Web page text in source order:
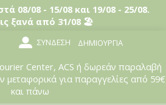
08/08 - 15/08 και 19/08 - 25/08.
ξανά από 31/08 🏖️
ΣΎΝΔΕΣΗ ΔΗΜΙΟΥΡΓΊΑ
Center, ACS ή δωρεάν παραλαβή
για παραγγελίες από 59€
και πάνω